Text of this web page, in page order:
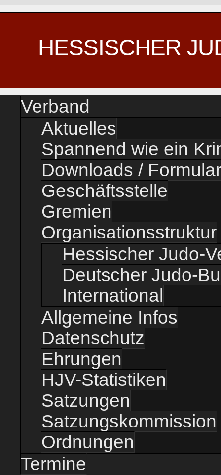
HESSISCHER
Verband
Aktuelles
Spannend wie ein
Downloads /
Geschäftsstelle
Gremien
Organisationsstruktur
Hessischer Judo-
Deutscher Judo-
International
Allgemeine Infos
Datenschutz
Ehrungen
HJV-Statistiken
Satzungen
Satzungskommission
Ordnungen
Termine